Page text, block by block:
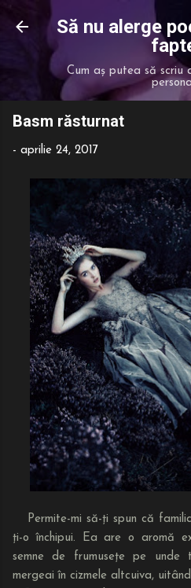
Treceți la
Să nu alerge
Cum aș putea să
Basm răsturnat
- aprilie 24, 2017
Permite-mi să-ți spun că
ți-o închipui. Ea are o aromă
semne de frumusețe pe
mergeai în cizmele altcuiva,